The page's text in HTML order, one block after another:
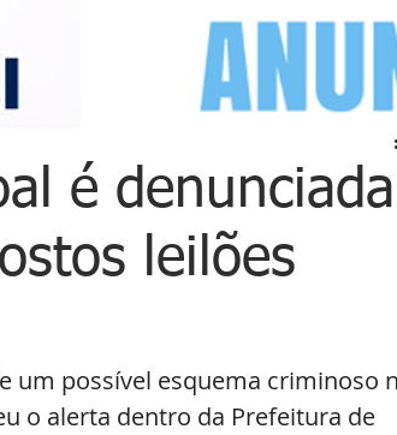
é denunciada
leilões
um possível esquema criminoso
o alerta dentro da Prefeitura de